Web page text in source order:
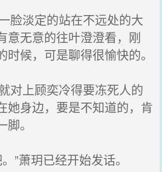
脸淡定的站在不远处的大
意无意的往叶澄澄看，刚
候，可是聊得很愉快的。
对上顾奕冷得要冻死人的
她身边，要是不知道的，肯
。
”萧玥已经开始发话。